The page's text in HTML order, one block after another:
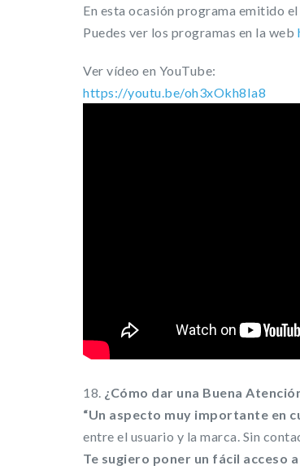
En esta ocasión programa emitido
Puedes ver los programas en la web
Ver vídeo en YouTube:
https://youtu.be/oh3xOkh8Ia8
18. ¿Cómo dar una Buena
“Un aspecto muy importante en
entre el usuario y la marca. Sin
Te sugiero poner un fácil acceso